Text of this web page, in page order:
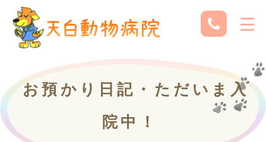
お預かり日記・ただいま入
院中！